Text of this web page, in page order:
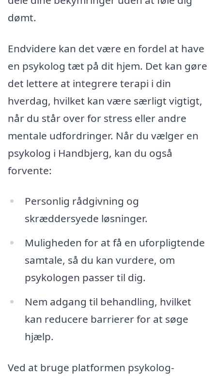
dømt.
Endvidere kan det være en fordel at have
en psykolog tæt på dit hjem. Det kan gøre
det lettere at integrere terapi i din
hverdag, hvilket kan være særligt vigtigt,
når du står over for stress eller andre
mentale udfordringer. Når du vælger en
psykolog i Handbjerg, kan du også
forvente:
Personlig rådgivning og
skræddersyede løsninger.
Muligheden for at få en uforpligtende
samtale, så du kan vurdere, om
psykologen passer til dig.
Nem adgang til behandling, hvilket
kan reducere barrierer for at søge
hjælp.
Ved at bruge platformen psykolog-